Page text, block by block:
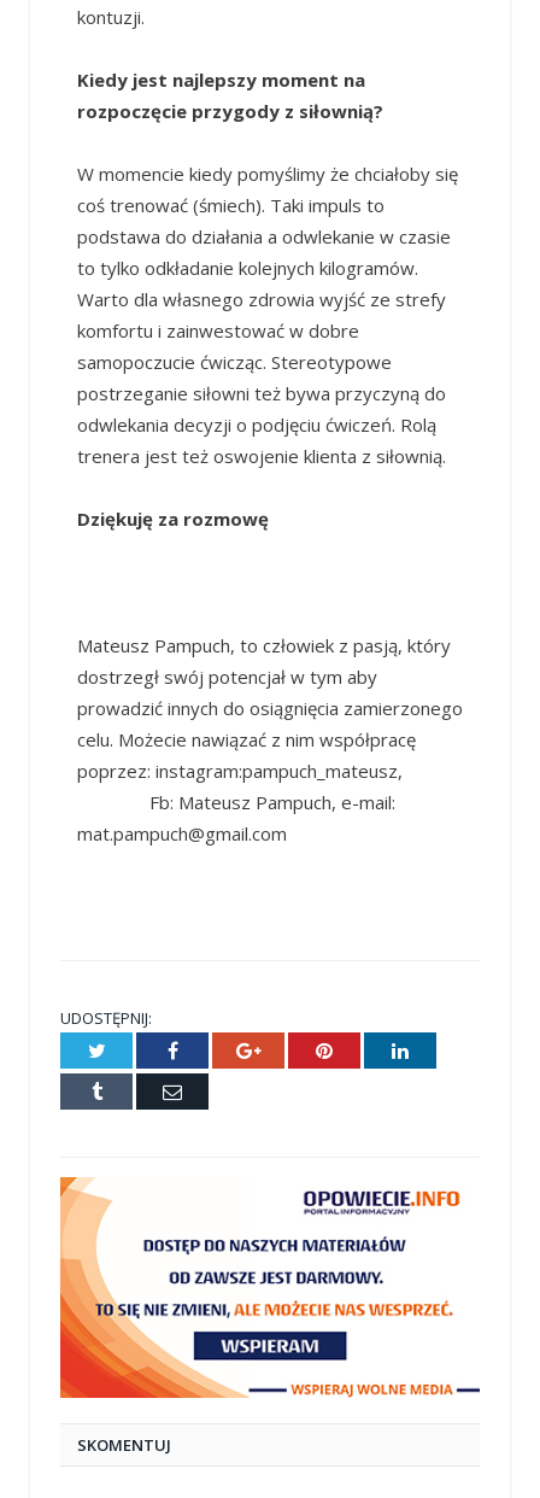
kontuzji.
Kiedy jest najlepszy moment na
rozpoczęcie przygody z siłownią?
W momencie kiedy pomyślimy że chciałoby się
coś trenować (śmiech). Taki impuls to
podstawa do działania a odwlekanie w czasie
to tylko odkładanie kolejnych kilogramów.
Warto dla własnego zdrowia wyjść ze strefy
komfortu i zainwestować w dobre
samopoczucie ćwicząc. Stereotypowe
postrzeganie siłowni też bywa przyczyną do
odwlekania decyzji o podjęciu ćwiczeń. Rolą
trenera jest też oswojenie klienta z siłownią.
Dziękuję za rozmowę
Mateusz Pampuch, to człowiek z pasją, który
dostrzegł swój potencjał w tym aby
prowadzić innych do osiągnięcia zamierzonego
celu. Możecie nawiązać z nim współpracę
poprzez: instagram:pampuch_mateusz,
Fb: Mateusz Pampuch, e-mail:
mat.pampuch@gmail.com
UDOSTĘPNIJ:
Twitter Facebook Google+ Pinterest LinkedIn
Tumblr
E-
SKOMENTUJ